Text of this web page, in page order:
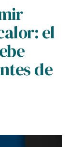
el
de